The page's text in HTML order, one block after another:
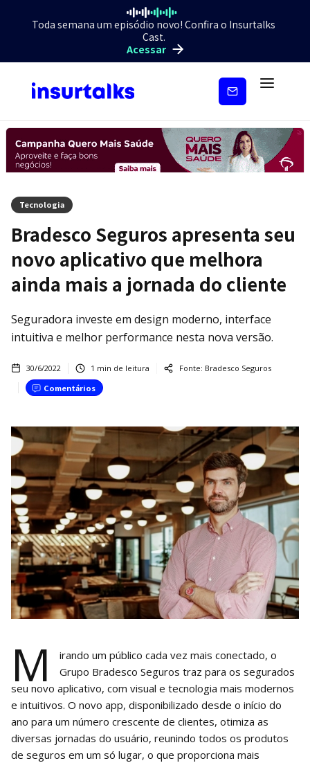
Toda semana um episódio novo! Confira o Insurtalks
Cast.
Acessar
Inscreva-
Tecnologia
Bradesco Seguros apresenta seu
novo aplicativo que melhora
ainda mais a jornada do cliente
Seguradora investe em design moderno, interface
intuitiva e melhor performance nesta nova versão.
30/6/2022 1 min de leitura Fonte: Bradesco Seguros
Comentários
M
irando um público cada vez mais conectado, o
Grupo Bradesco Seguros traz para os segurados
seu novo aplicativo, com visual e tecnologia mais modernos
e intuitivos. O novo app, disponibilizado desde o início do
ano para um número crescente de clientes, otimiza as
diversas jornadas do usuário, reunindo todos os produtos
de seguros em um só lugar, o que proporciona mais